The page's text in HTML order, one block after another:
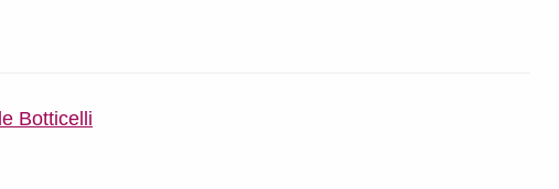
Botticelli